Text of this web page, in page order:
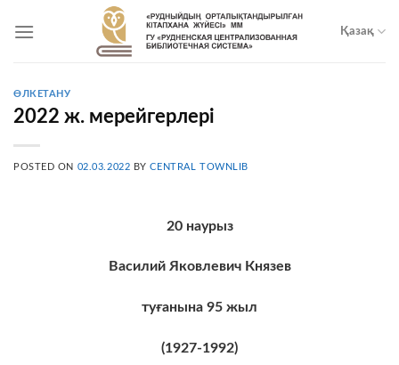
Қазақ
ӨЛКЕТАНУ
2022 ж. мерейгерлері
POSTED ON 02.03.2022 BYCENTRAL TOWNLIB
20 наурыз
Василий Яковлевич Князев
туғанына 95 жыл
(1927-1992)